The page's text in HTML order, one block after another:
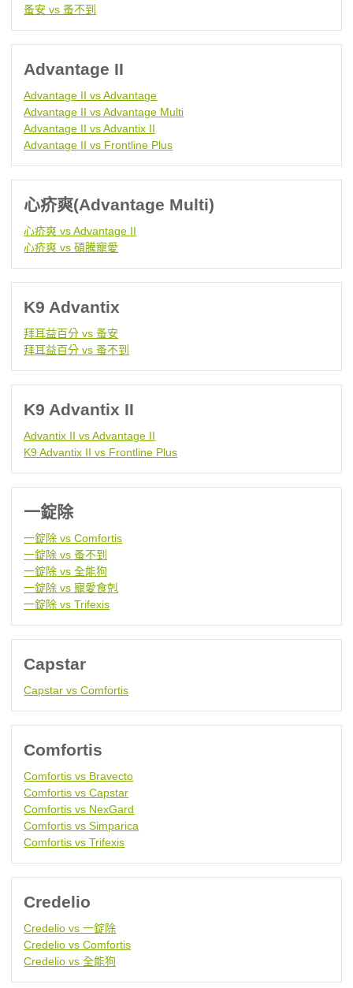
蚤安 vs 蚤不到
Advantage II
Advantage II vs Advantage
Advantage II vs Advantage Multi
Advantage II vs Advantix II
Advantage II vs Frontline Plus
心疥爽(Advantage Multi)
心疥爽 vs Advantage II
心疥爽 vs 碩騰寵愛
K9 Advantix
拜耳益百分 vs 蚤安
拜耳益百分 vs 蚤不到
K9 Advantix II
Advantix II vs Advantage II
K9 Advantix II vs Frontline Plus
一錠除
一錠除 vs Comfortis
一錠除 vs 蚤不到
一錠除 vs 全能狗
一錠除 vs 寵愛食剋
一錠除 vs Trifexis
Capstar
Capstar vs Comfortis
Comfortis
Comfortis vs Bravecto
Comfortis vs Capstar
Comfortis vs NexGard
Comfortis vs Simparica
Comfortis vs Trifexis
Credelio
Credelio vs 一錠除
Credelio vs Comfortis
Credelio vs 全能狗